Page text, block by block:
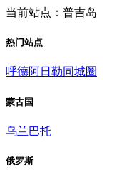
当前站点：普吉岛
热门站点
呼德阿日勒同城圈
蒙古国
乌兰巴托
俄罗斯